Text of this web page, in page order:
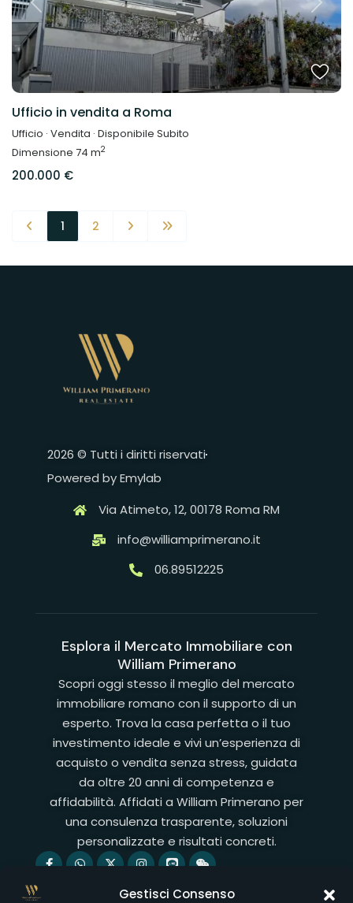
Gestisci Consenso
Previous Next
Ufficio in vendita a Roma
Ufficio · Vendita · Disponibile Subito
Dimensione 74 m2
200.000 €
1 2
2026 © Tutti i diritti riservati
Powered by Emylab
Via Atimeto, 12, 00178 Roma RM
info@williamprimerano.it
06.89512225
Esplora il Mercato Immobiliare con
William Primerano
Scopri oggi stesso il meglio del mercato
immobiliare romano con il supporto di un
esperto. Trova la casa perfetta o il tuo
investimento ideale e vivi un’esperienza di
acquisto o vendita senza stress, guidata
da oltre 20 anni di competenza e
affidabilità. Affidati a William Primerano per
una consulenza trasparente, soluzioni
personalizzate e risultati concreti.
Servizi